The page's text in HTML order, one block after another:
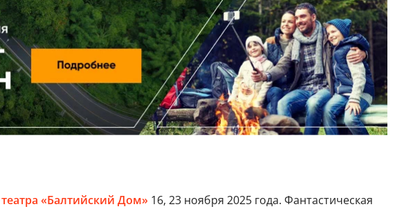
театра «Балтийский Дом» 16, 23 ноября 2025 года. Фантастическая